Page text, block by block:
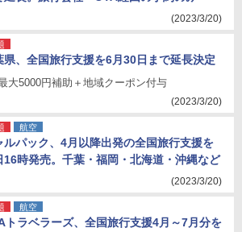
(2023/3/20)
県、全国旅行支援を6月30日まで延長決定
大5000円補助＋地域クーポン付与
(2023/3/20)
航空
ルパック、4月以降出発の全国旅行支援を
16時発売。千葉・福岡・北海道・沖縄など
(2023/3/20)
航空
トラベラーズ、全国旅行支援4月～7月分を